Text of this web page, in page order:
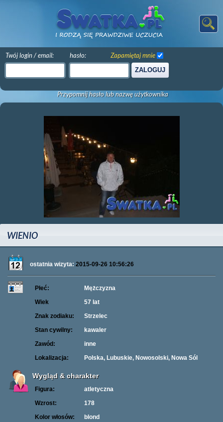
Twój login / email: hasło:
ZALOGUJ
Zapamiętaj mnie
Przypomnij hasło lub nazwę użytkownika
WIENIO
ostatnia wizyta: 2015-09-26 10:56:26
Płeć:
Mężczyzna
Wiek
57 lat
Znak zodiaku:
Strzelec
Stan cywilny:
kawaler
Zawód:
inne
Lokalizacja:
Polska, Lubuskie, Nowosolski, Nowa Sól
Wygląd & charakter
Figura:
atletyczna
Wzrost:
178
Kolor włosów:
blond